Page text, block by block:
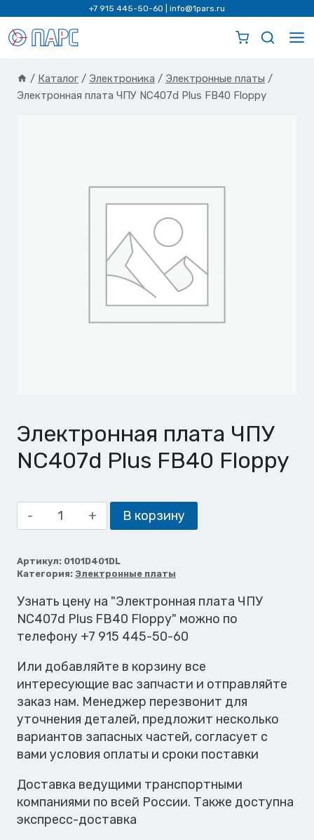
содержимому
+7 915 445-50-60 info@1pars.ru
/ Каталог / Электроника / Электронные платы /
Электронная плата ЧПУ NC407d Plus FB40 Floppy
Электронная плата ЧПУ
NC407d Plus FB40 Floppy
Количество
товара
плата
ЧПУ
NC407d
Plus
FB40
В корзину
Артикул: 0101D401DL
Категория: Электронные платы
Узнать цену на "Электронная плата ЧПУ
NC407d Plus FB40 Floppy" можно по
телефону +7 915 445-50-60
Или добавляйте в корзину все
интересующие вас запчасти и отправляйте
заказ нам. Менеджер перезвонит для
уточнения деталей, предложит несколько
вариантов запасных частей, согласует с
вами условия оплаты и сроки поставки
Доставка ведущими транспортными
компаниями по всей России. Также доступна
экспресс-доставка